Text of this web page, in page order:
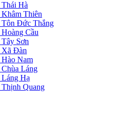
Thái Hà
Khâm Thiên
Tôn Đức Thắng
Cầu
Sơn
Xã Đàn
Hào Nam
Láng
Láng Hạ
Thịnh Quang